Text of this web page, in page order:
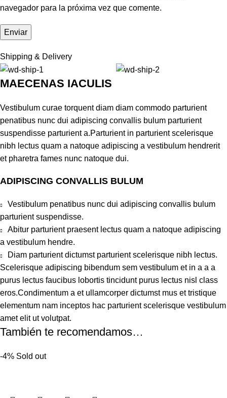
navegador para la próxima vez que comente.
Shipping & Delivery
MAECENAS IACULIS
Vestibulum curae torquent diam diam commodo parturient
penatibus nunc dui adipiscing convallis bulum parturient
suspendisse parturient a.Parturient in parturient scelerisque
nibh lectus quam a natoque adipiscing a vestibulum hendrerit
et pharetra fames nunc natoque dui.
ADIPISCING CONVALLIS BULUM
Vestibulum penatibus nunc dui adipiscing convallis bulum
parturient suspendisse.
Abitur parturient praesent lectus quam a natoque adipiscing
a vestibulum hendre.
Diam parturient dictumst parturient scelerisque nibh lectus.
Scelerisque adipiscing bibendum sem vestibulum et in a a a
purus lectus faucibus lobortis tincidunt purus lectus nisl class
eros.Condimentum a et ullamcorper dictumst mus et tristique
elementum nam inceptos hac parturient scelerisque vestibulum
amet elit ut volutpat.
También te recomendamos…
-4% Sold out